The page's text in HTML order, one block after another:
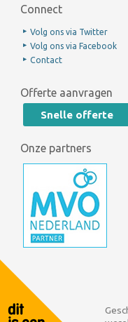
Connect
Volg ons via Twitter
Volg ons via Facebook
Contact
Offerte aanvragen
Snelle offerte
Onze partners